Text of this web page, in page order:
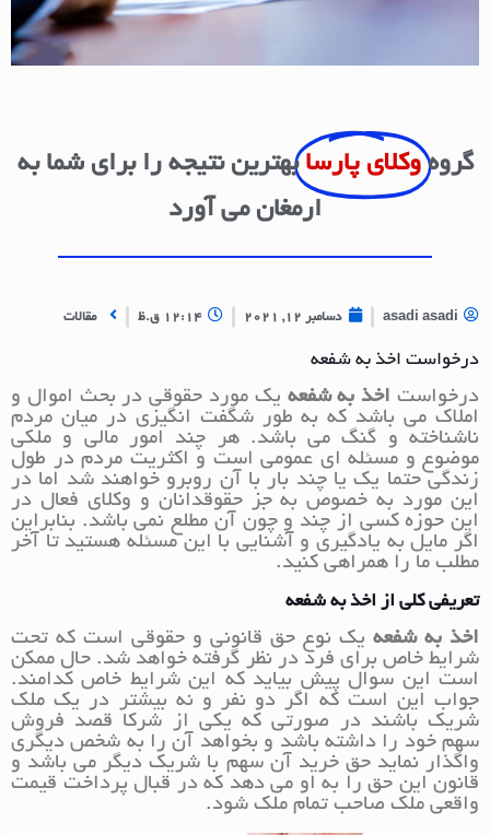
گروه وکلای پارسا بهترین نتیجه را برای شما به
ارمغان می آورد
asadi asadi دسامبر 12, 2021 12:14 ق.ظ مقالات
درخواست اخذ به شفعه
درخواست اخذ به شفعه یک مورد حقوقی در بحث اموال و
املاک می باشد که به طور شگفت انگیزی در میان مردم
ناشناخته و گنگ می باشد. هر چند امور مالی و ملکی
موضوع و مسئله ای عمومی است و اکثریت مردم در طول
زندگی حتما یک یا چند بار با آن روبرو خواهند شد اما در
این مورد به خصوص به جز حقوقدانان و وکلای فعال در
این حوزه کسی از چند و چون آن مطلع نمی باشد. بنابراین
اگر مایل به یادگیری و آشنایی با این مسئله هستید تا آخر
مطلب ما را همراهی کنید.
تعریفی کلی از اخذ به شفعه
اخذ به شفعه یک نوع حق قانونی و حقوقی است که تحت
شرایط خاص برای فرد در نظر گرفته خواهد شد. حال ممکن
است این سوال پیش بیاید که این شرایط خاص کدامند.
جواب این است که اگر دو نفر و نه بیشتر در یک ملک
شریک باشند در صورتی که یکی از شرکا قصد فروش
سهم خود را داشته باشد و بخواهد آن را به شخص دیگری
واگذار نماید حق خرید آن سهم با شریک دیگر می باشد و
قانون این حق را به او می دهد که در قبال پرداخت قیمت
واقعی ملک صاحب تمام ملک شود.